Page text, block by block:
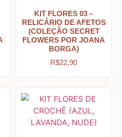
– Vinho
KIT FLORES 03 –
RELICÁRIO DE AFETOS
(COLEÇÃO SECRET
FLOWERS POR JOANA
BORGA)
R$22,90